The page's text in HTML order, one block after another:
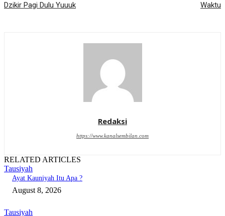
Dzikir Pagi Dulu Yuuuk Waktu
Redaksi
https://www.kanalsembilan.com
RELATED ARTICLES
Tausiyah
Ayat Kauniyah Itu Apa ?
August 8, 2026
Tausiyah